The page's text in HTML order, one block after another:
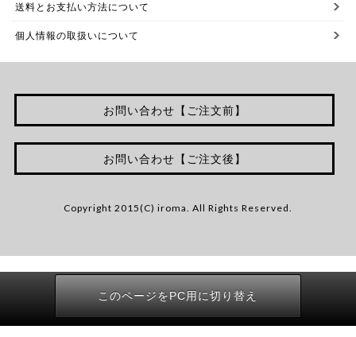
送料とお支払い方法について
個人情報の取扱いについて
お問い合わせ【ご注文前】
お問い合わせ【ご注文後】
Copyright 2015(C) iroma. All Rights Reserved.
このページをPC用に切り替え